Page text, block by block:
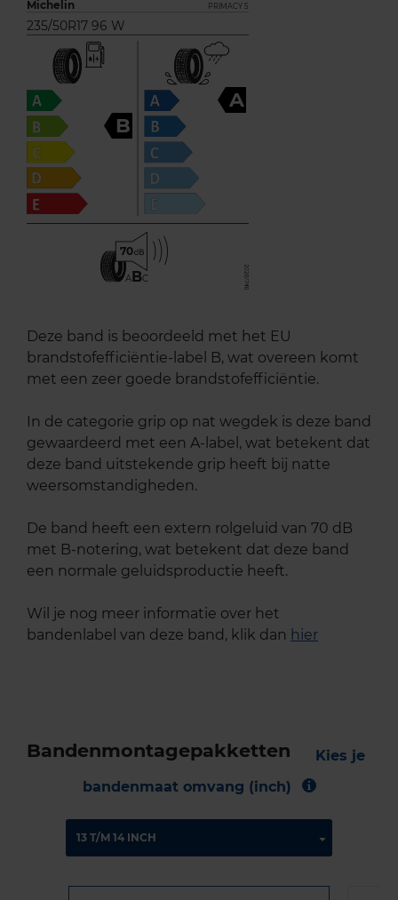
Michelin PRIMACY 5
235/50R17 96 W
B
A
70
ABC
Deze band is beoordeeld met het EU
brandstofefficiëntie-label B, wat overeen komt
met een zeer goede brandstofefficiëntie.
In de categorie grip op nat wegdek is deze band
gewaardeerd met een A-label, wat betekent dat
deze band uitstekende grip heeft bij natte
weersomstandigheden.
De band heeft een extern rolgeluid van 70 dB
met B-notering, wat betekent dat deze band
een normale geluidsproductie heeft.
Wil je nog meer informatie over het
bandenlabel van deze band, klik dan hier
Bandenmontagepakketten
Kies je
bandenmaat omvang (inch)